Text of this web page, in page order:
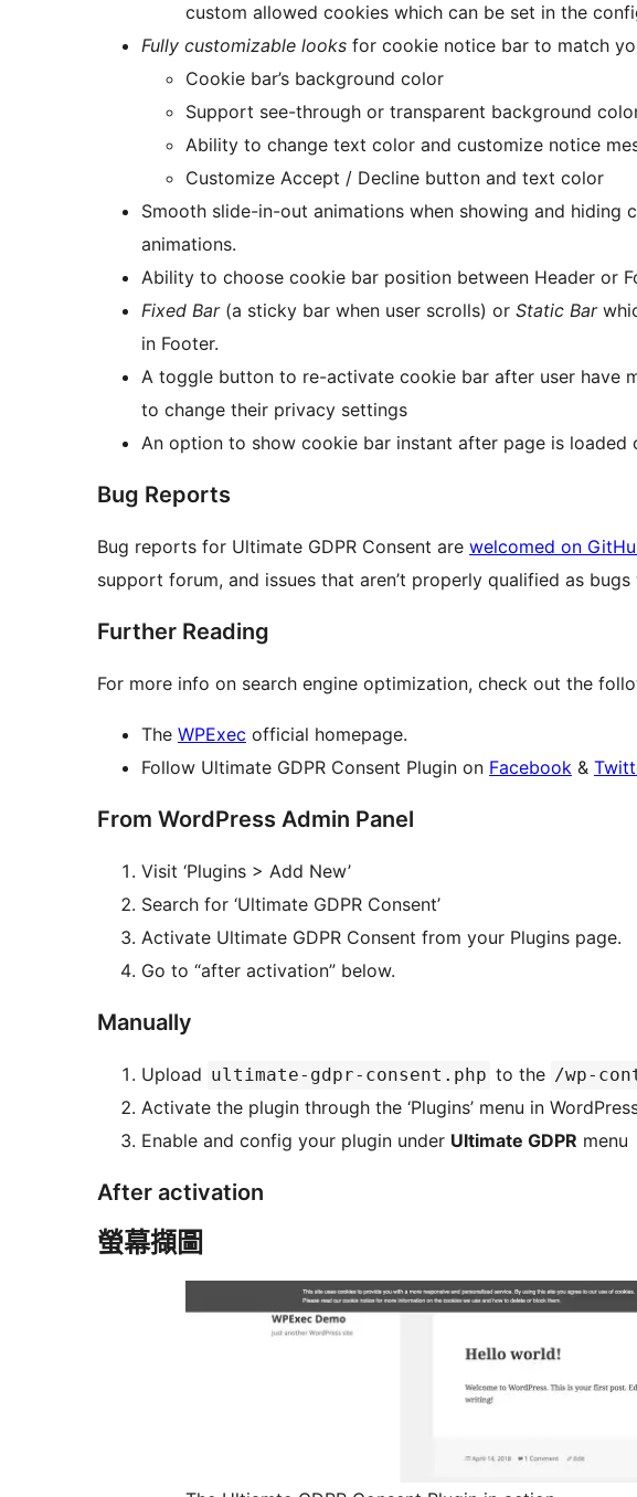
custom allowed cookies which can be set in the
Fully customizable looks for cookie notice bar to match
Cookie bar’s background color
Support see-through or transparent background
Ability to change text color and customize notice
Customize Accept / Decline button and text color
Smooth slide-in-out animations when showing and
animations.
Ability to choose cookie bar position between Header or
Fixed Bar(a sticky bar when user scrolls) or Static Bar
in Footer.
A toggle button to re-activate cookie bar after user have
to change their privacy settings
An option to show cookie bar instant after page is loaded
Bug Reports
Bug reports for Ultimate GDPR Consent are welcomed on
support forum, and issues that aren’t properly qualified as
Further Reading
For more info on search engine optimization, check out the
The WPExec official homepage.
Follow Ultimate GDPR Consent Plugin on Facebook &
From WordPress Admin Panel
Visit ‘Plugins > Add New’
Search for ‘Ultimate GDPR Consent’
Activate Ultimate GDPR Consent from your Plugins page.
Go to “after activation” below.
Manually
Upload ultimate-gdpr-consent.php to the /wp-
Activate the plugin through the ‘Plugins’ menu in
Enable and config your plugin under Ultimate GDPR menu
After activation
螢幕擷圖